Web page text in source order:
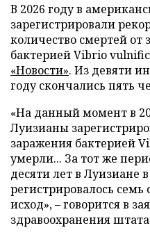
В 2026 году в
зарегистрировали
количество смертей
бактерией Vibrio
«Новости». Из девяти
году скончались пять
«На данный момент в
Луизианы
заражения бактерией
умерли... За тот же
десяти лет в Луизиане
регистрировалось
исход», – говорится в
здравоохранения